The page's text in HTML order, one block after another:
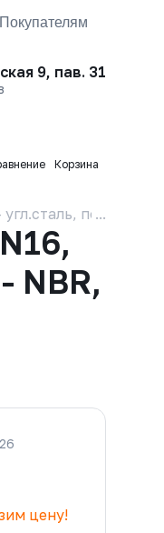
Покупателям
9, пав. 31
Корзина
NBR,
цену!